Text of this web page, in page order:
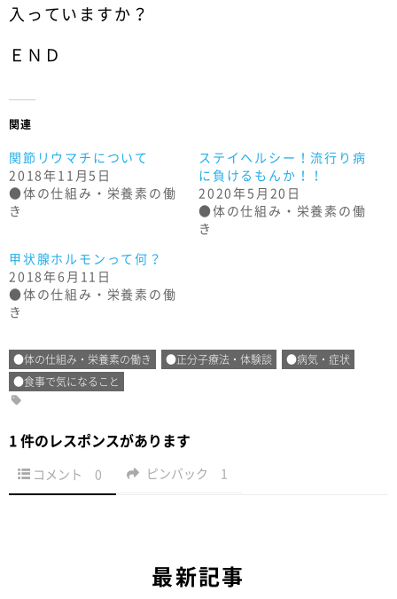
入っていますか？
ＥＮＤ
関連
関節リウマチについて
2018年11月5日
●体の仕組み・栄養素の働
き
ステイヘルシー！流行り病
に負けるもんか！！
2020年5月20日
●体の仕組み・栄養素の働
き
甲状腺ホルモンって何？
2018年6月11日
●体の仕組み・栄養素の働
き
●体の仕組み・栄養素の働き ●正分子療法・体験談 ●病気・症状
●食事で気になること
1 件のレスポンスがあります
コメント 0 ピンバック 1
最新記事